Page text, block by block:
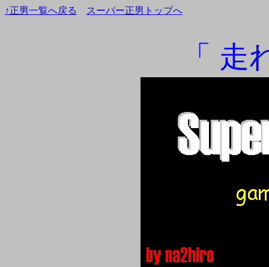
↑正男一覧へ戻る スーパー正男トップへ
「 走